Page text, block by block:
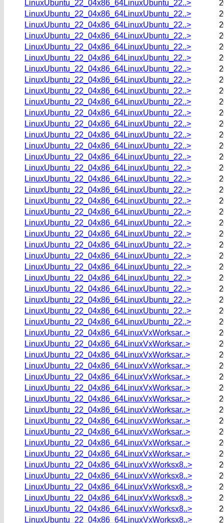
LinuxUbuntu_22_04x86_64LinuxUbuntu_22..>
LinuxUbuntu_22_04x86_64LinuxUbuntu_22..>
LinuxUbuntu_22_04x86_64LinuxUbuntu_22..>
LinuxUbuntu_22_04x86_64LinuxUbuntu_22..>
LinuxUbuntu_22_04x86_64LinuxUbuntu_22..>
LinuxUbuntu_22_04x86_64LinuxUbuntu_22..>
LinuxUbuntu_22_04x86_64LinuxUbuntu_22..>
LinuxUbuntu_22_04x86_64LinuxUbuntu_22..>
LinuxUbuntu_22_04x86_64LinuxUbuntu_22..>
LinuxUbuntu_22_04x86_64LinuxUbuntu_22..>
LinuxUbuntu_22_04x86_64LinuxUbuntu_22..>
LinuxUbuntu_22_04x86_64LinuxUbuntu_22..>
LinuxUbuntu_22_04x86_64LinuxUbuntu_22..>
LinuxUbuntu_22_04x86_64LinuxUbuntu_22..>
LinuxUbuntu_22_04x86_64LinuxUbuntu_22..>
LinuxUbuntu_22_04x86_64LinuxUbuntu_22..>
LinuxUbuntu_22_04x86_64LinuxUbuntu_22..>
LinuxUbuntu_22_04x86_64LinuxUbuntu_22..>
LinuxUbuntu_22_04x86_64LinuxUbuntu_22..>
LinuxUbuntu_22_04x86_64LinuxUbuntu_22..>
LinuxUbuntu_22_04x86_64LinuxUbuntu_22..>
LinuxUbuntu_22_04x86_64LinuxUbuntu_22..>
LinuxUbuntu_22_04x86_64LinuxUbuntu_22..>
LinuxUbuntu_22_04x86_64LinuxUbuntu_22..>
LinuxUbuntu_22_04x86_64LinuxUbuntu_22..>
LinuxUbuntu_22_04x86_64LinuxUbuntu_22..>
LinuxUbuntu_22_04x86_64LinuxUbuntu_22..>
LinuxUbuntu_22_04x86_64LinuxUbuntu_22..>
LinuxUbuntu_22_04x86_64LinuxUbuntu_22..>
LinuxUbuntu_22_04x86_64LinuxUbuntu_22..>
LinuxUbuntu_22_04x86_64LinuxVxWorksar..>
LinuxUbuntu_22_04x86_64LinuxVxWorksar..>
LinuxUbuntu_22_04x86_64LinuxVxWorksar..>
LinuxUbuntu_22_04x86_64LinuxVxWorksar..>
LinuxUbuntu_22_04x86_64LinuxVxWorksar..>
LinuxUbuntu_22_04x86_64LinuxVxWorksar..>
LinuxUbuntu_22_04x86_64LinuxVxWorksar..>
LinuxUbuntu_22_04x86_64LinuxVxWorksar..>
LinuxUbuntu_22_04x86_64LinuxVxWorksar..>
LinuxUbuntu_22_04x86_64LinuxVxWorksar..>
LinuxUbuntu_22_04x86_64LinuxVxWorksar..>
LinuxUbuntu_22_04x86_64LinuxVxWorksar..>
LinuxUbuntu_22_04x86_64LinuxVxWorksx8..>
LinuxUbuntu_22_04x86_64LinuxVxWorksx8..>
LinuxUbuntu_22_04x86_64LinuxVxWorksx8..>
LinuxUbuntu_22_04x86_64LinuxVxWorksx8..>
LinuxUbuntu_22_04x86_64LinuxVxWorksx8..>
LinuxUbuntu_22_04x86_64LinuxVxWorksx8..>